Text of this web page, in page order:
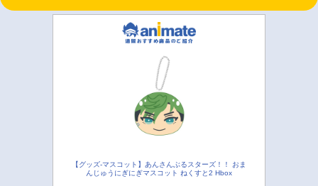
【グッズ-マスコット】あんさんぶるスターズ！！ おま
んじゅうにぎにぎマスコット ねくすと2 Hbox